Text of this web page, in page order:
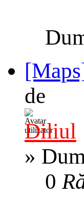
de
Diliul
»
0